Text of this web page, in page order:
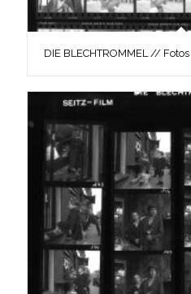
DIE BLECHTROMMEL //